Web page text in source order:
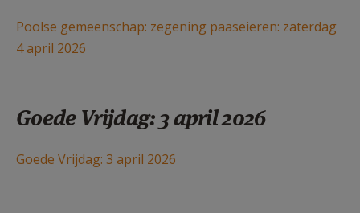
Poolse gemeenschap: zegening paaseieren: zaterdag
4 april 2026
Goede Vrijdag: 3 april 2026
Goede Vrijdag: 3 april 2026